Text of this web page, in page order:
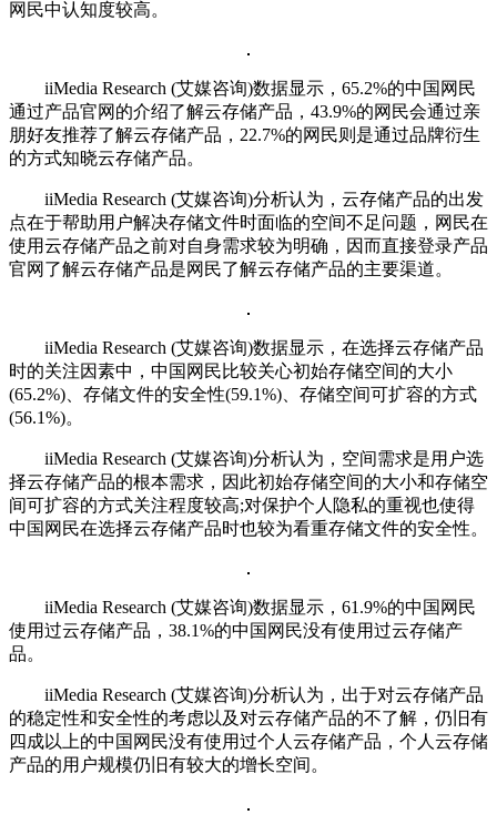
网民中认知度较高。
iiMedia Research (艾媒咨询)数据显示，65.2%的中国网民
通过产品官网的介绍了解云存储产品，43.9%的网民会通过亲
朋好友推荐了解云存储产品，22.7%的网民则是通过品牌衍生
的方式知晓云存储产品。
iiMedia Research (艾媒咨询)分析认为，云存储产品的出发
点在于帮助用户解决存储文件时面临的空间不足问题，网民在
使用云存储产品之前对自身需求较为明确，因而直接登录产品
官网了解云存储产品是网民了解云存储产品的主要渠道。
iiMedia Research (艾媒咨询)数据显示，在选择云存储产品
时的关注因素中，中国网民比较关心初始存储空间的大小
(65.2%)、存储文件的安全性(59.1%)、存储空间可扩容的方式
(56.1%)。
iiMedia Research (艾媒咨询)分析认为，空间需求是用户选
择云存储产品的根本需求，因此初始存储空间的大小和存储空
间可扩容的方式关注程度较高;对保护个人隐私的重视也使得
中国网民在选择云存储产品时也较为看重存储文件的安全性。
iiMedia Research (艾媒咨询)数据显示，61.9%的中国网民
使用过云存储产品，38.1%的中国网民没有使用过云存储产
品。
iiMedia Research (艾媒咨询)分析认为，出于对云存储产品
的稳定性和安全性的考虑以及对云存储产品的不了解，仍旧有
四成以上的中国网民没有使用过个人云存储产品，个人云存储
产品的用户规模仍旧有较大的增长空间。